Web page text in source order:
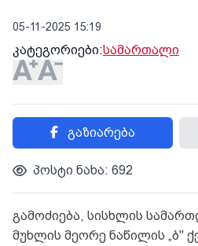
05-11-2025 15:19
კატეგორიები:სამართალი
გაზიარება
პოსტი ნახა: 692
გამოძიება, სისხლის
მუხლის მეორე ნაწილის „ბ"